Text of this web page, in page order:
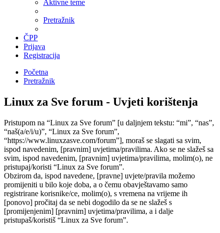
Aktivne teme
Pretražnik
ČPP
Prijava
Registracija
Početna
Pretražnik
Linux za Sve forum - Uvjeti korištenja
Pristupom na “Linux za Sve forum” [u daljnjem tekstu: “mi”, “nas”,
“naš(a/e/i/u)”, “Linux za Sve forum”,
“https://www.linuxzasve.com/forum”], moraš se slagati sa svim,
ispod navedenim, [pravnim] uvjetima/pravilima. Ako se ne slažeš sa
svim, ispod navedenim, [pravnim] uvjetima/pravilima, molim(o), ne
pristupaj/koristi “Linux za Sve forum”.
Obzirom da, ispod navedene, [pravne] uvjete/pravila možemo
promijeniti u bilo koje doba, a o čemu obavještavamo samo
registrirane korisnike/ce, molim(o), s vremena na vrijeme ih
[ponovo] pročitaj da se nebi dogodilo da se ne slažeš s
[promijenjenim] [pravnim] uvjetima/pravilima, a i dalje
pristupaš/koristiš “Linux za Sve forum”.